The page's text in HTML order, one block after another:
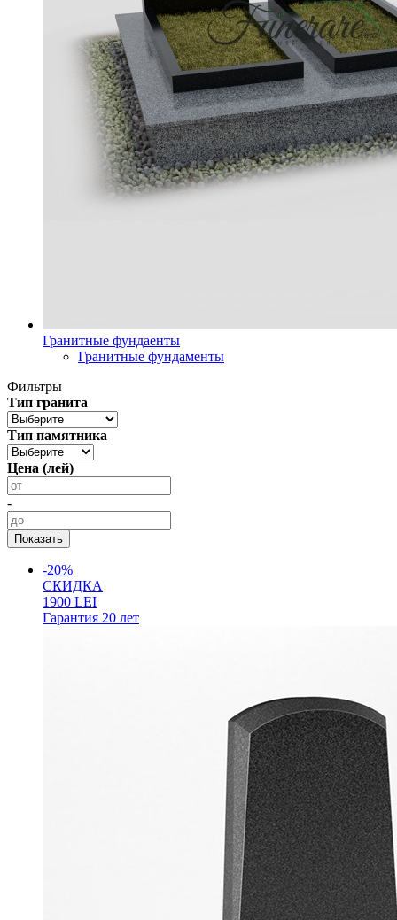
Гранитные фундаенты
Гранитные фундаменты
Фильтры
Тип гранита
Тип памятника
Цена (лей)
-
-20%
СКИДКА
1900 LEI
Гарантия 20 лет